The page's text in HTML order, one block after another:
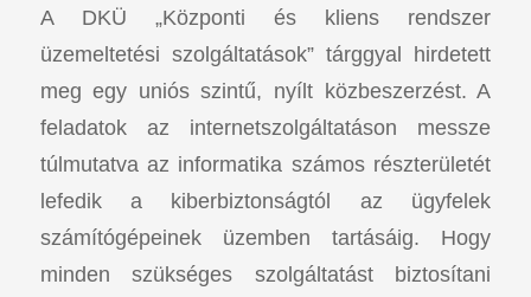
A DKÜ „Központi és kliens rendszer
üzemeltetési szolgáltatások” tárggyal hirdetett
meg egy uniós szintű, nyílt közbeszerzést. A
feladatok az internetszolgáltatáson messze
túlmutatva az informatika számos részterületét
lefedik a kiberbiztonságtól az ügyfelek
számítógépeinek üzemben tartásáig. Hogy
minden szükséges szolgáltatást biztosítani